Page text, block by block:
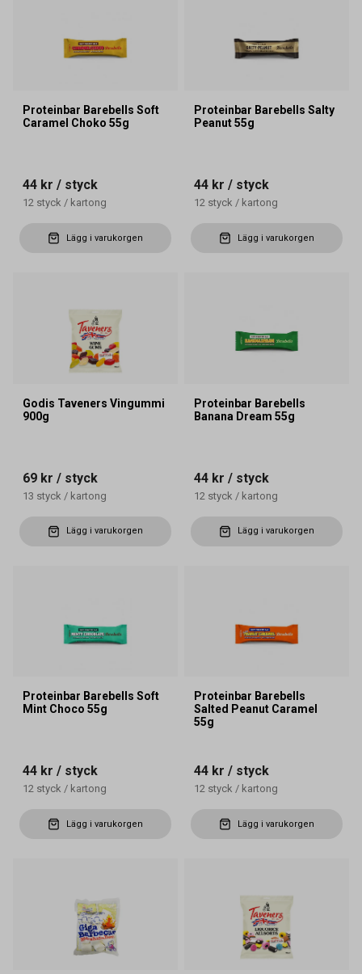
Proteinbar Barebells Soft
Caramel Choko 55g
44 kr / styck
12 styck / kartong
Lägg i varukorgen
Proteinbar Barebells Salty
Peanut 55g
44 kr / styck
12 styck / kartong
Lägg i varukorgen
Godis Taveners Vingummi
900g
69 kr / styck
13 styck / kartong
Lägg i varukorgen
Proteinbar Barebells
Banana Dream 55g
44 kr / styck
12 styck / kartong
Lägg i varukorgen
Proteinbar Barebells Soft
Mint Choco 55g
44 kr / styck
12 styck / kartong
Lägg i varukorgen
Proteinbar Barebells
Salted Peanut Caramel
55g
44 kr / styck
12 styck / kartong
Lägg i varukorgen